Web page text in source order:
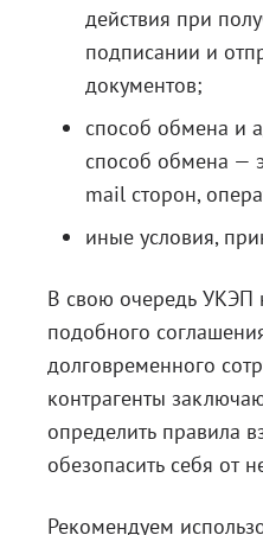
действия при
подписании и
документов;
способ обмена и
способ обмена —
mail сторон,
иные условия,
В свою очередь УКЭП
подобного
долговременного
контрагенты
определить правила
обезопасить себя от
Рекомендуем